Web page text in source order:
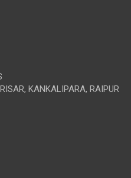
KANKALIPARA, RAIPUR